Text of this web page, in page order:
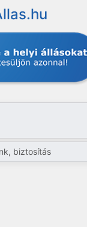
biztosítás